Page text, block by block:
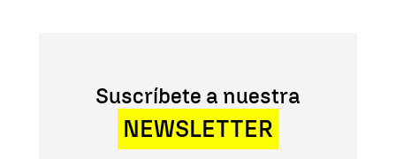
Suscríbete a nuestra
NEWSLETTER